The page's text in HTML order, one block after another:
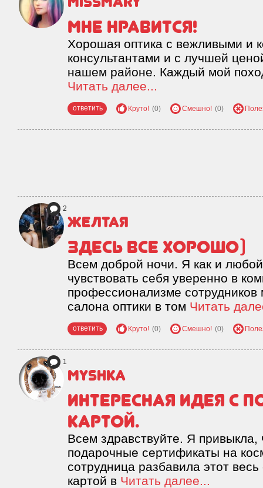
мне нравится!
Хорошая оптика с вежливыми и
консультантами и с лучшей
нашем районе. Каждый мой
Читать далее...
ответить Круто! (0) Смешно! (0)
2
Желтая
Здесь все хорошо)
Всем доброй ночи. Я как и
чувствовать себя уверенно в
профессионализме сотрудников
салона оптики в том Читать
ответить Круто! (0) Смешно! (0)
1
myshka
Интересная идея с
картой.
Всем здравствуйте. Я привыкла,
подарочные сертификаты на
сотрудница разбавила этот
картой в Читать далее...